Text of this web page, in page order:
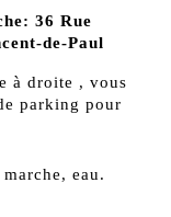
36 Rue
de-Paul
à droite , vous
parking pour
eau.